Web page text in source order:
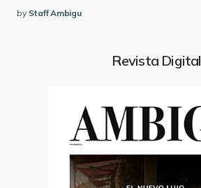
by Staff Ambigu
Revista Digital